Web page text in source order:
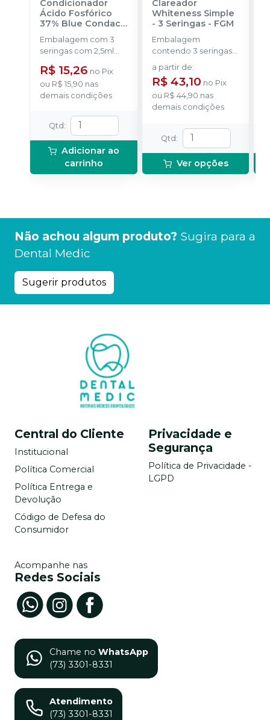
Condicionador
Ácido Fosfórico
37% Blue Condac-
FGM
Embalagem com 3
seringas com 2,5ml
cada uma e 3
ponteiras para
aplicação.
R$ 15,26 no Pix
ou R$ 15,90 nas
demais condições
Qtd :
Adicionar ao
carrinho
Clareador
Whiteness Simple
- 3 Seringas- FGM
Embalagem
contendo 3 seringas
com 3g de gel cada
uma.
a partir de:
R$ 43,10 no Pix
ou R$ 44,90 nas
demais condições
Qtd :
Ver opções
Não achou algum produto? Sugira para a
Dental Medic
Sugerir produtos
Central do Cliente
Institucional
Política Comercial
Política Entrega e
Devolução
Código de Defesa do
Consumidor
Privacidade e
Segurança
Política de Privacidade -
LGPD
Acompanhe nas
Redes Sociais
Chame no WhatsApp
(73) 3301-8331
Atendimento
(73) 3301-8331